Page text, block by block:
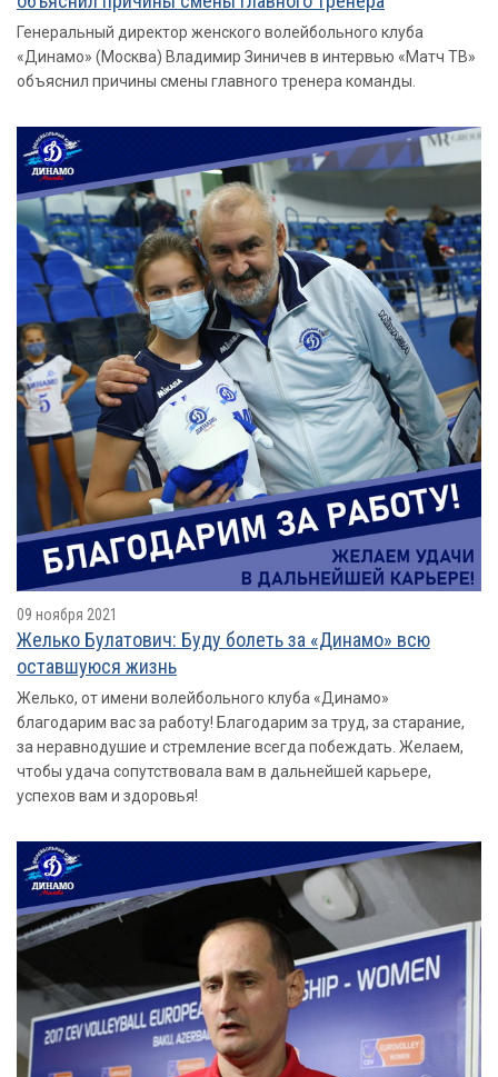
Генеральный директор женского волейбольного клуба
«Динамо» (Москва) Владимир Зиничев в интервью «Матч ТВ»
объяснил причины смены главного тренера команды.
09 ноября 2021
Желько Булатович: Буду болеть за «Динамо» всю
оставшуюся жизнь
Желько, от имени волейбольного клуба «Динамо»
благодарим вас за работу! Благодарим за труд, за старание,
за неравнодушие и стремление всегда побеждать. Желаем,
чтобы удача сопутствовала вам в дальнейшей карьере,
успехов вам и здоровья!